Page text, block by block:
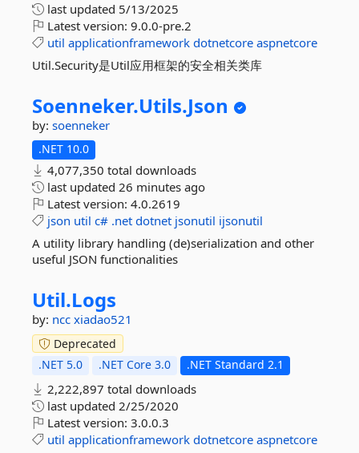
last updated 5/13/2025
Latest version: 9.0.0-pre.2
util applicationframework dotnetcore aspnetcore
Util.Security是Util应用框架的安全相关类库
Soenneker.Utils.Json
by: soenneker
.NET 10.0
4,077,350 total downloads
last updated 26 minutes ago
Latest version: 4.0.2619
json util c# .net dotnet jsonutil ijsonutil
A utility library handling (de)serialization and other
useful JSON functionalities
Util.Logs
by: ncc xiadao521
Deprecated
.NET 5.0
.NET Core 3.0 .NET Standard 2.1
2,222,897 total downloads
last updated 2/25/2020
Latest version: 3.0.0.3
util applicationframework dotnetcore aspnetcore